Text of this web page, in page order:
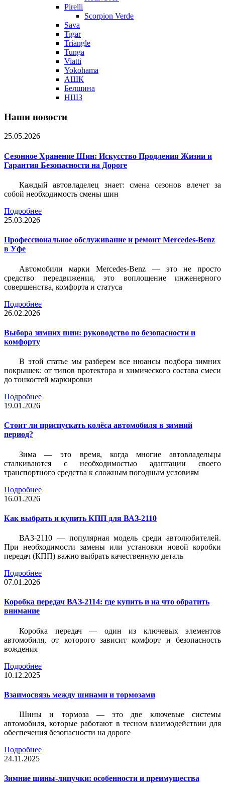
Pirelli
Scorpion Verde
Sava
Tigar
Triangle
Tunga
Viatti
Yokohama
АШК
Белшина
НШЗ
Наши новости
25.05.2026
Сезонное Хранение Шин: Искусство Продления Жизни и
Гарантия Безопасности на Дороге
Каждый автовладелец знает: смена сезонов влечет за
собой необходимость смены шин
Подробнее
25.03.2026
Профессиональное обслуживание и ремонт Mercedes-Benz
в Уфе
Автомобили марки Mercedes-Benz — это не просто
средство передвижения, это воплощение инженерного
совершенства, комфорта и статуса
Подробнее
26.02.2026
Выбора зимних шин: руководство по безопасности и
комфорту
В этой статье мы разберем все нюансы подбора зимних
покрышек: от типов протектора и химического состава смеси
до тонкостей маркировки
Подробнее
19.01.2026
Стоит ли приспускать колёса автомобиля в зимний
период?
Зима — это время, когда многие автовладельцы
сталкиваются с необходимостью адаптации своего
транспортного средства к сложным погодным условиям
Подробнее
16.01.2026
Как выбрать и купить КПП для ВАЗ-2110
ВАЗ-2110 — популярная модель среди автолюбителей.
При необходимости замены или установки новой коробки
передач (КПП) важно выбрать качественную деталь
Подробнее
07.01.2026
Коробка передач ВАЗ-2114: где купить и на что обратить
внимание
Коробка передач — один из ключевых элементов
автомобиля, от которого зависит комфорт и безопасность
вождения
Подробнее
10.12.2025
Взаимосвязь между шинами и тормозами
Шины и тормоза — это две ключевые системы
автомобиля, которые работают в тесном взаимодействии для
обеспечения безопасности на дороге
Подробнее
24.11.2025
Зимние шины-липучки: особенности и преимущества